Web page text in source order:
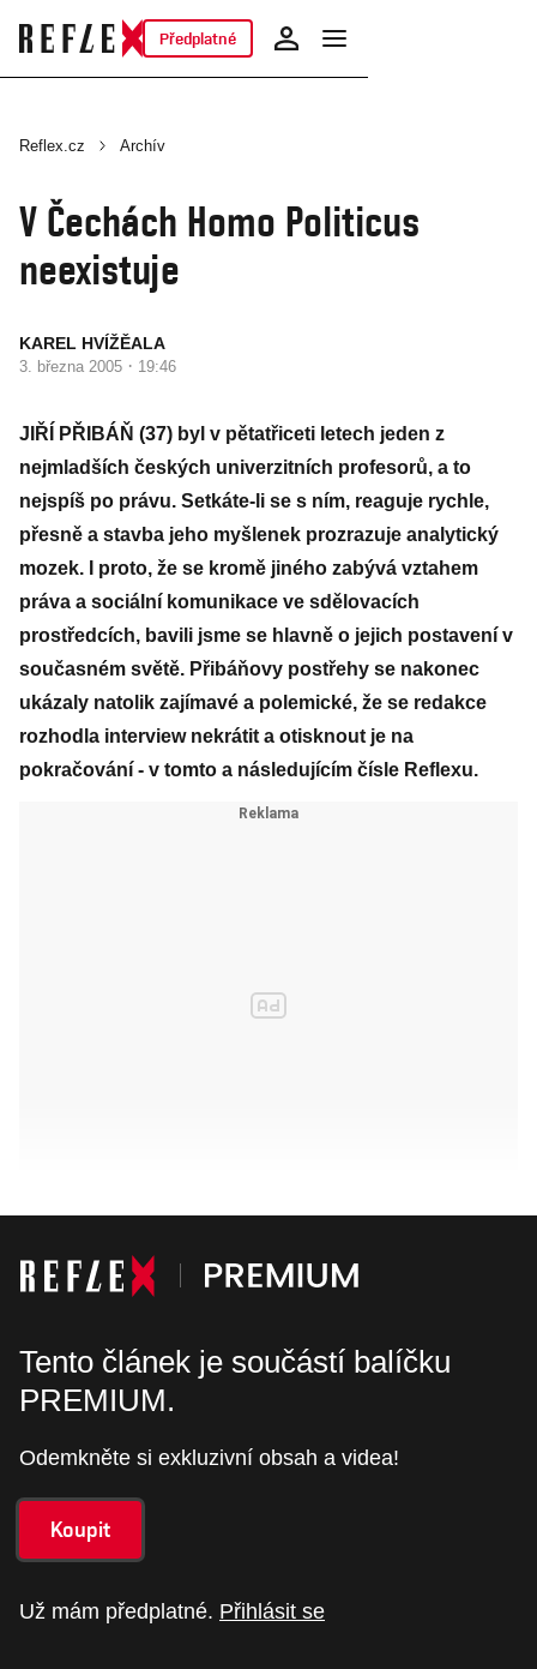
Předplatné
Reflex.cz Archív
V Čechách Homo Politicus
neexistuje
KAREL HVÍŽĚALA
3. března 2005 · 19:46
JIŘÍ PŘIBÁŇ (37) byl v pětatřiceti letech jeden z
nejmladších českých univerzitních profesorů, a to
nejspíš po právu. Setkáte-li se s ním, reaguje rychle,
přesně a stavba jeho myšlenek prozrazuje analytický
mozek. I proto, že se kromě jiného zabývá vztahem
práva a sociální komunikace ve sdělovacích
prostředcích, bavili jsme se hlavně o jejich postavení v
současném světě. Přibáňovy postřehy se nakonec
ukázaly natolik zajímavé a polemické, že se redakce
rozhodla interview nekrátit a otisknout je na
pokračování - v tomto a následujícím čísle Reflexu.
Tento článek je součástí balíčku
PREMIUM.
Odemkněte si exkluzivní obsah a videa!
Koupit
Už mám předplatné. Přihlásit se